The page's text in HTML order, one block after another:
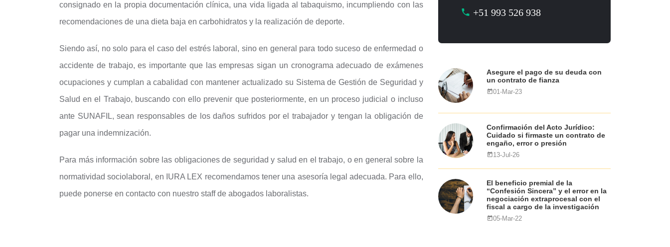
consignado en la propia documentación clínica, una vida ligada al tabaquismo, incumpliendo con las
recomendaciones de una dieta baja en carbohidratos y la realización de deporte.
Siendo así, no solo para el caso del estrés laboral, sino en general para todo suceso de enfermedad o
accidente de trabajo, es importante que las empresas sigan un cronograma adecuado de exámenes
ocupaciones y cumplan a cabalidad con mantener actualizado su Sistema de Gestión de Seguridad y
Salud en el Trabajo, buscando con ello prevenir que posteriormente, en un proceso judicial o incluso
ante SUNAFIL, sean responsables de los daños sufridos por el trabajador y tengan la obligación de
pagar una indemnización.
Para más información sobre las obligaciones de seguridad y salud en el trabajo, o en general sobre la
normatividad sociolaboral, en IURA LEX recomendamos tener una asesoría legal adecuada. Para ello,
puede ponerse en contacto con nuestro staff de abogados laboralistas.
+51 993 526 938
Asegure el pago de su deuda con
un contrato de fianza
01-Mar-23
Confirmación del Acto Jurídico:
Cuidado si firmaste un contrato de
engaño, error o presión
13-Jul-26
El beneficio premial de la
“Confesión Sincera” y el error en la
negociación extraprocesal con el
fiscal a cargo de la investigación
05-Mar-22